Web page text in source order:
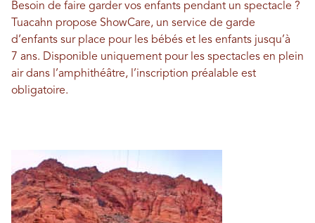
Besoin de faire garder vos enfants pendant un spectacle ?
Tuacahn propose ShowCare, un service de garde
d’enfants sur place pour les bébés et les enfants jusqu’à
7 ans. Disponible uniquement pour les spectacles en plein
air dans l’amphithéâtre, l’inscription préalable est
obligatoire.